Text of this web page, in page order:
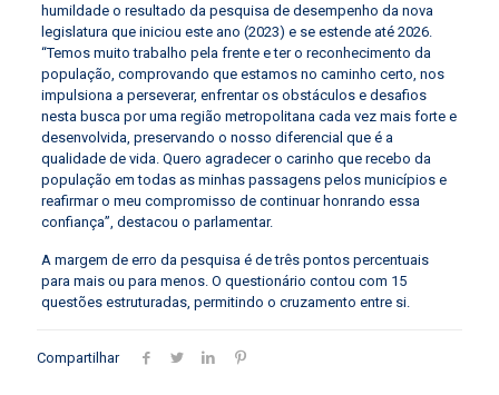
humildade o resultado da pesquisa de desempenho da nova
legislatura que iniciou este ano (2023) e se estende até 2026.
“Temos muito trabalho pela frente e ter o reconhecimento da
população, comprovando que estamos no caminho certo, nos
impulsiona a perseverar, enfrentar os obstáculos e desafios
nesta busca por uma região metropolitana cada vez mais forte e
desenvolvida, preservando o nosso diferencial que é a
qualidade de vida. Quero agradecer o carinho que recebo da
população em todas as minhas passagens pelos municípios e
reafirmar o meu compromisso de continuar honrando essa
confiança”, destacou o parlamentar.
A margem de erro da pesquisa é de três pontos percentuais
para mais ou para menos. O questionário contou com 15
questões estruturadas, permitindo o cruzamento entre si.
Compartilhar